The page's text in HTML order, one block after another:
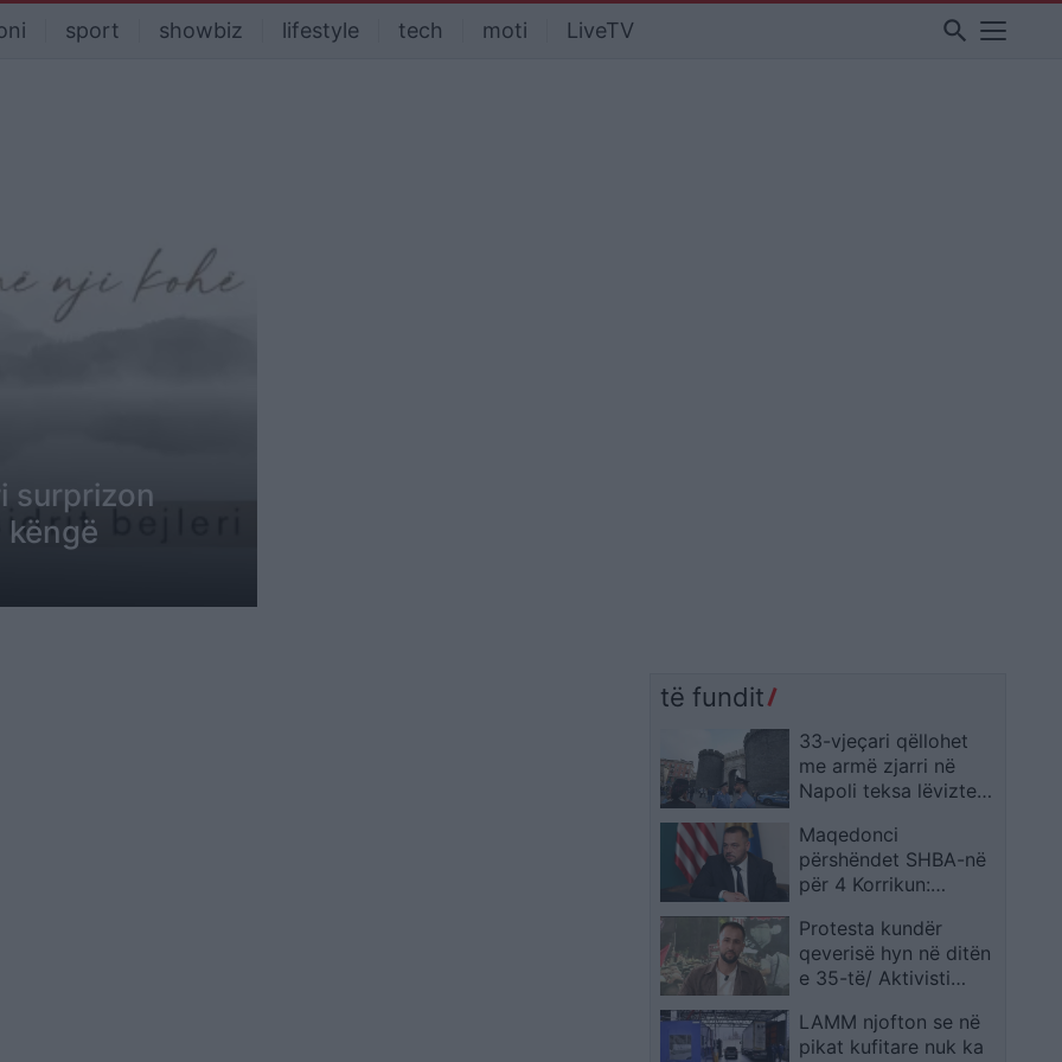
sport showbiz lifestyle tech moti LiveTV search
surprizon
këngë
të fundit
33-vjeçari qëllohet
me armë zjarri në
Napoli teksa lëvizte
transportimit për në
spital
Maqedonci
përshëndet SHBA-në
për 4 Korrikun:
dhe mikut të saj më të
afërt
Protesta kundër
qeverisë hyn në ditën
e 35-të/ Aktivisti
Diaspora është më e
vështira për t’u
LAMM njofton se në
pikat kufitare nuk ka